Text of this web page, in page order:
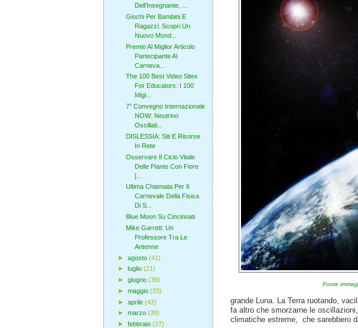
Fonte
grande Luna. La Terra ruotando,
fa altro che smorzarne le
climatiche estreme, che sarebbero
Dell'Insegnante, ...
Giochi Per Bambini E
Ragazzi: Scopri Un
Nuovo Mond...
Premio Al Miglior Articolo
Partecipante Al
Carneva...
The 100 Best Video Sites
For Educators: I 100
Migl...
7° Convegno Internazionale
NOW: Neutrino
Oscillati...
DISLESSIA: Siti E Risorse
In Rete
Osservare Il Ciclo Vitale
Delle Piante Con Fiore
[...
Ultima Chiamata Per Il
Carnevale Della Fisica
Di S...
Blue Moon Su Cincinnati
Mike Garrett: Un
Professore Tra Le
Antenne
► agosto (41)
►
luglio (21)
► giugno (39)
► maggio (33)
► aprile (42)
► marzo (39)
► febbraio (27)